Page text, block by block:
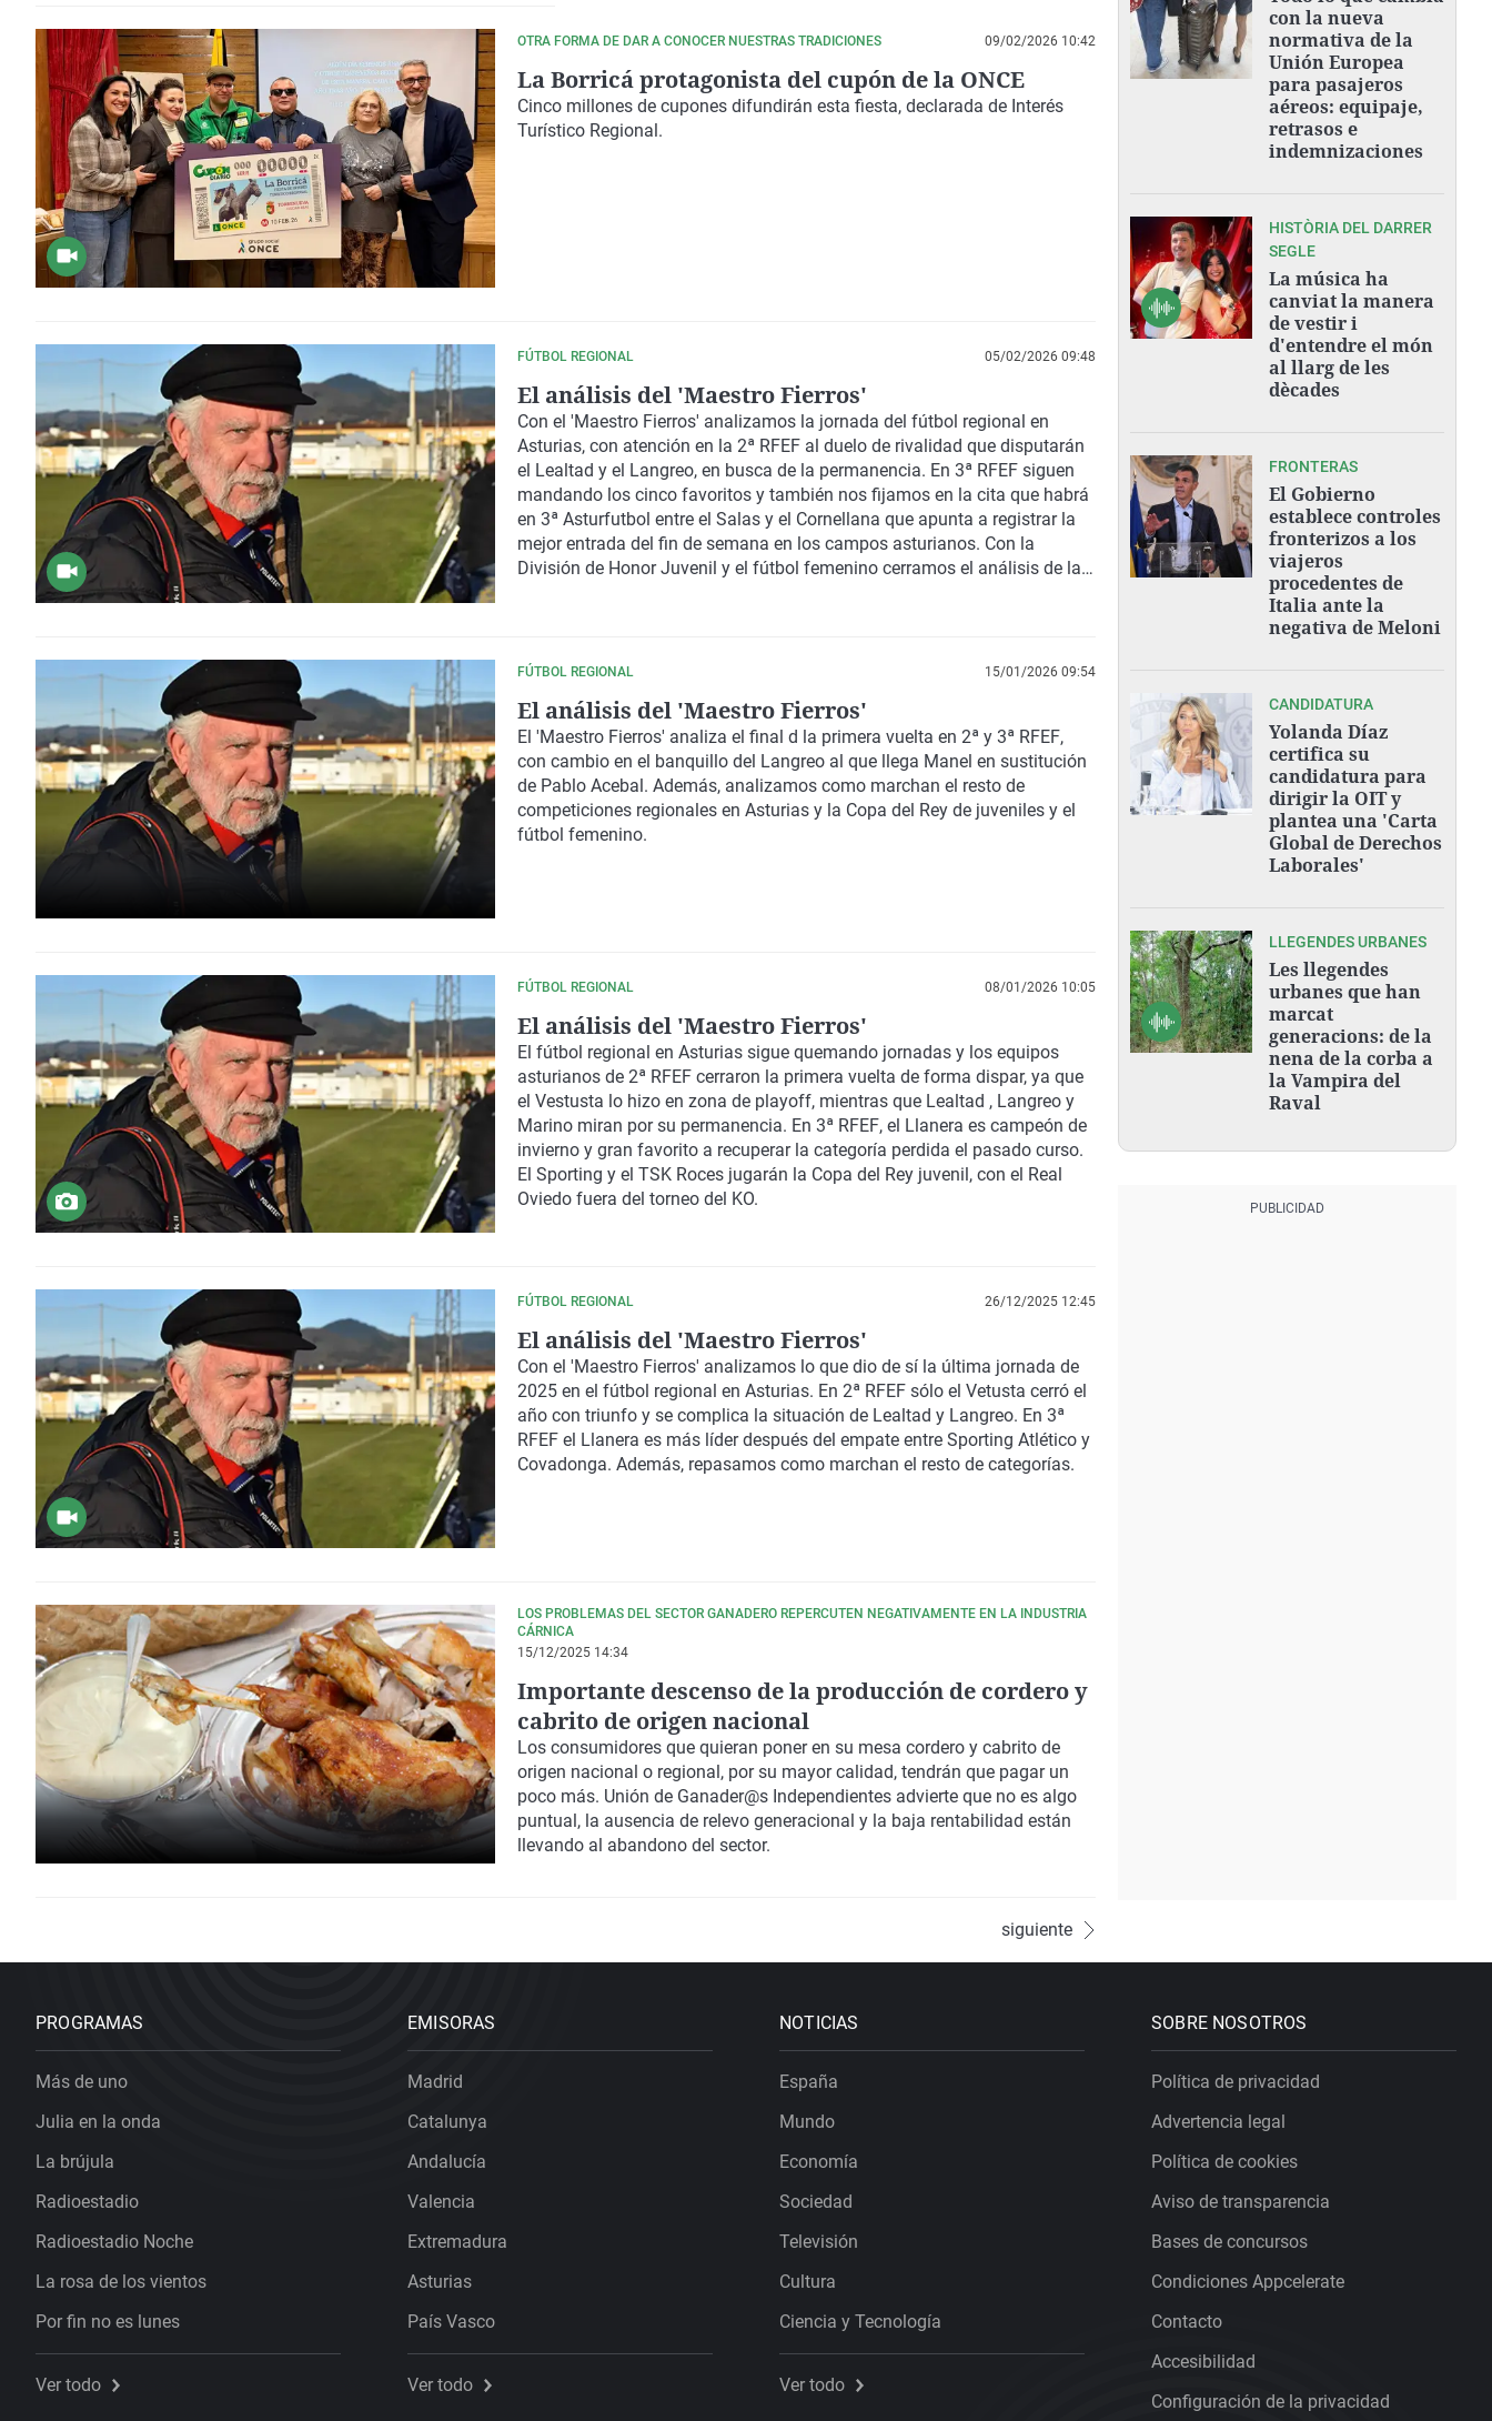
OTRA FORMA DE DAR A CONOCER NUESTRAS TRADICIONES 09/02/2026 10:42
La Borricá protagonista del cupón de la ONCE
Cinco millones de cupones difundirán esta fiesta, declarada de Interés
Turístico Regional.
FÚTBOL REGIONAL 05/02/2026 09:48
El análisis del 'Maestro Fierros'
Con el 'Maestro Fierros' analizamos la jornada del fútbol regional en
Asturias, con atención en la 2ª RFEF al duelo de rivalidad que disputarán
el Lealtad y el Langreo, en busca de la permanencia. En 3ª RFEF siguen
mandando los cinco favoritos y también nos fijamos en la cita que habrá
en 3ª Asturfutbol entre el Salas y el Cornellana que apunta a registrar la
mejor entrada del fin de semana en los campos asturianos. Con la
División de Honor Juvenil y el fútbol femenino cerramos el análisis de la
FÚTBOL REGIONAL 15/01/2026 09:54
El análisis del 'Maestro Fierros'
El 'Maestro Fierros' analiza el final d la primera vuelta en 2ª y 3ª RFEF,
con cambio en el banquillo del Langreo al que llega Manel en sustitución
de Pablo Acebal. Además, analizamos como marchan el resto de
competiciones regionales en Asturias y la Copa del Rey de juveniles y el
fútbol femenino.
FÚTBOL REGIONAL 08/01/2026 10:05
El análisis del 'Maestro Fierros'
El fútbol regional en Asturias sigue quemando jornadas y los equipos
asturianos de 2ª RFEF cerraron la primera vuelta de forma dispar, ya que
el Vestusta lo hizo en zona de playoff, mientras que Lealtad , Langreo y
Marino miran por su permanencia. En 3ª RFEF, el Llanera es campeón de
invierno y gran favorito a recuperar la categoría perdida el pasado curso.
El Sporting y el TSK Roces jugarán la Copa del Rey juvenil, con el Real
Oviedo fuera del torneo del KO.
FÚTBOL REGIONAL 26/12/2025 12:45
El análisis del 'Maestro Fierros'
Con el 'Maestro Fierros' analizamos lo que dio de sí la última jornada de
2025 en el fútbol regional en Asturias. En 2ª RFEF sólo el Vetusta cerró el
año con triunfo y se complica la situación de Lealtad y Langreo. En 3ª
RFEF el Llanera es más líder después del empate entre Sporting Atlético y
Covadonga. Además, repasamos como marchan el resto de categorías.
LOS PROBLEMAS DEL SECTOR GANADERO REPERCUTEN NEGATIVAMENTE EN LA INDUSTRIA
CÁRNICA
15/12/2025 14:34
Importante descenso de la producción de cordero y
cabrito de origen nacional
Los consumidores que quieran poner en su mesa cordero y cabrito de
origen nacional o regional, por su mayor calidad, tendrán que pagar un
poco más. Unión de Ganader@s Independientes advierte que no es algo
puntual, la ausencia de relevo generacional y la baja rentabilidad están
llevando al abandono del sector.
siguiente
con la nueva
normativa de la
Unión Europea
para pasajeros
aéreos: equipaje,
retrasos e
indemnizaciones
HISTÒRIA DEL DARRER
SEGLE
La música ha
canviat la manera
de vestir i
d'entendre el món
al llarg de les
dècades
FRONTERAS
El Gobierno
establece controles
fronterizos a los
viajeros
procedentes de
Italia ante la
negativa de Meloni
CANDIDATURA
Yolanda Díaz
certifica su
candidatura para
dirigir la OIT y
plantea una 'Carta
Global de Derechos
Laborales'
LLEGENDES URBANES
Les llegendes
urbanes que han
marcat
generacions: de la
nena de la corba a
la Vampira del
Raval
PROGRAMAS
Más de uno
Julia en la onda
La brújula
Radioestadio
Radioestadio Noche
La rosa de los vientos
Por fin no es lunes
Ver todo
EMISORAS
Madrid
Catalunya
Andalucía
Valencia
Extremadura
Asturias
País Vasco
Ver todo
NOTICIAS
España
Mundo
Economía
Sociedad
Televisión
Cultura
Ciencia y Tecnología
Ver todo
SOBRE NOSOTROS
Política de privacidad
Advertencia legal
Política de cookies
Aviso de transparencia
Bases de concursos
Condiciones Appcelerate
Contacto
Accesibilidad
Configuración de la privacidad